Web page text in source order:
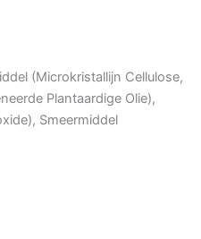
(Microkristallijn Cellulose,
Plantaardige Olie),
Smeermiddel